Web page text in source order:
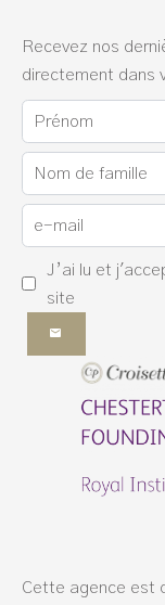
Recevez nos
directement dans
J’ai lu et
site
Cette agence est